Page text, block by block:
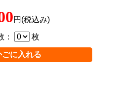
円(税込み)
： 枚